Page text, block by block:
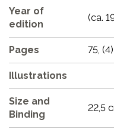
Year of
edition
(ca.
Pages 75,
Illustrations
Size and
Binding
22,5